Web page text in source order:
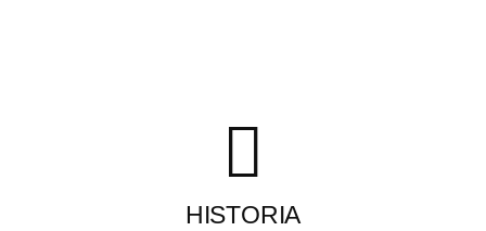
HISTORIA